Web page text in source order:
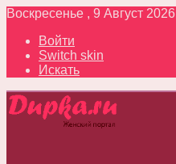
Воскресенье , 9 Август 2026
Войти
Switch skin
Искать